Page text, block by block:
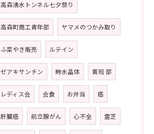
高森湧水トンネル七夕祭り
高森町商工青年部 ヤマメのつかみ取り
ふ菜やき販売 ルテイン
ゼアキサンチン 時水晶体 黄班 部
レディス会 会食 お弁当 癌
肝臓癌 前立腺がん 心不全 霊芝